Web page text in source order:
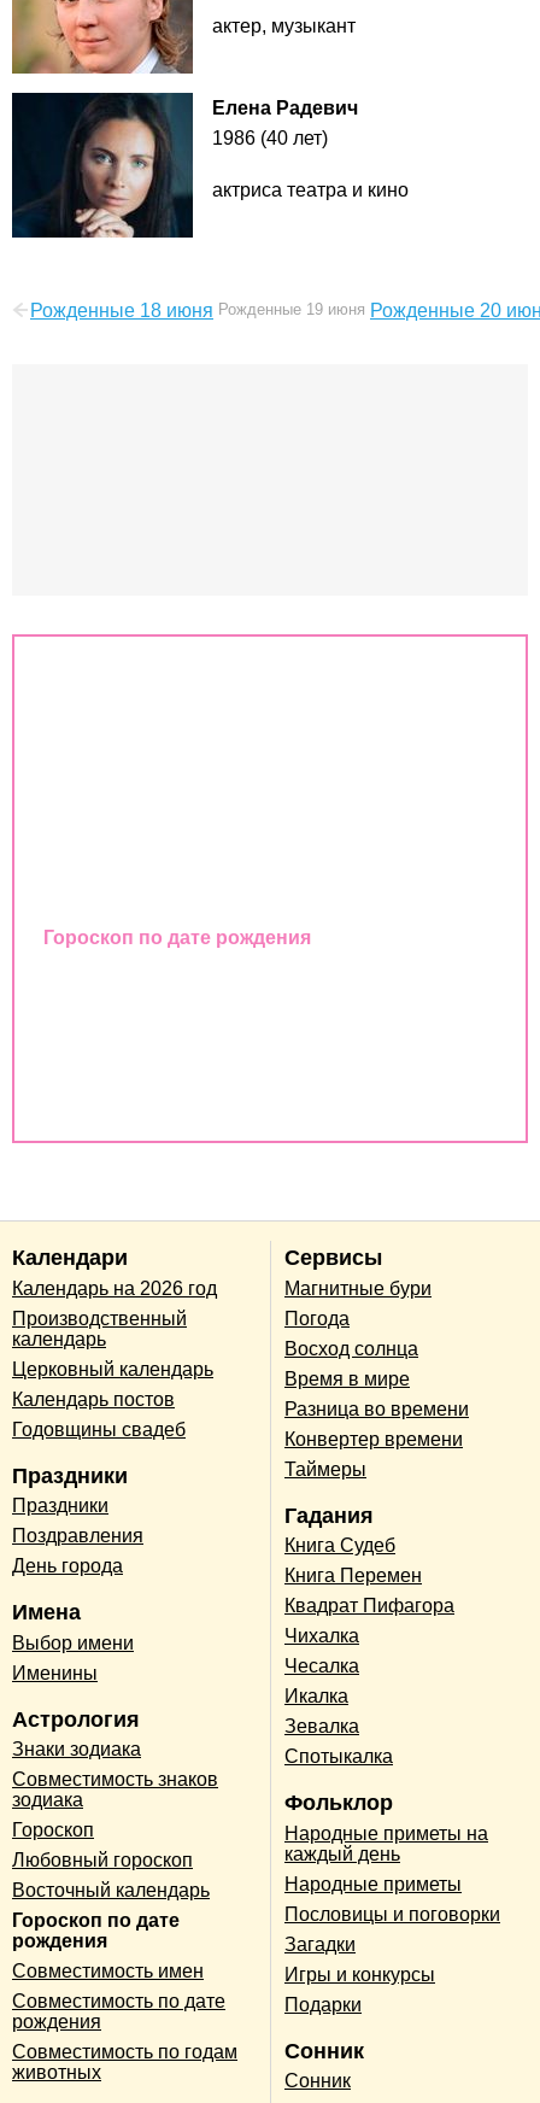
актер, музыкант
Елена Радевич
1986 (40 лет)
актриса театра и кино
Рожденные 18 июня Рожденные 19 июня Рожденные 20
Гороскоп по дате рождения
Календари
Календарь на 2026 год
Производственный
календарь
Церковный календарь
Календарь постов
Годовщины свадеб
Праздники
Праздники
Поздравления
День города
Имена
Выбор имени
Именины
Астрология
Знаки зодиака
Совместимость знаков
зодиака
Гороскоп
Любовный гороскоп
Восточный календарь
Гороскоп по дате
рождения
Совместимость имен
Совместимость по дате
рождения
Совместимость по годам
животных
Сервисы
Магнитные бури
Погода
Восход солнца
Время в мире
Разница во времени
Конвертер времени
Таймеры
Гадания
Книга Судеб
Книга Перемен
Квадрат Пифагора
Чихалка
Чесалка
Икалка
Зевалка
Спотыкалка
Фольклор
Народные приметы на
каждый день
Народные приметы
Пословицы и поговорки
Загадки
Игры и конкурсы
Подарки
Сонник
Сонник